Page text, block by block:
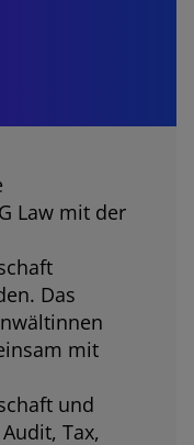
Law mit der
Das
mit
und
Tax,